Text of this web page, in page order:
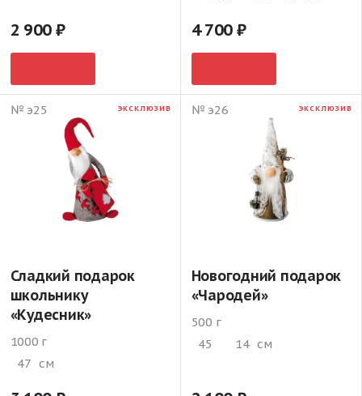
2 900 4 700
№ э25 ЭКСКЛЮЗИВ
Сладкий подарок
школьнику
«Кудесник»
1000 г
47 см
№ э26 ЭКСКЛЮЗИВ
Новогодний подарок
«Чародей»
500 г
45
14 см